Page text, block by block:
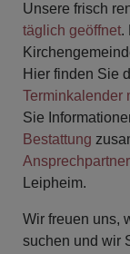
Unsere frisch
täglich geöffnet.
Hier finden Sie
Terminkalender
Sie
Bestattung
Leipheim.
Wir freuen uns,
suchen und wir